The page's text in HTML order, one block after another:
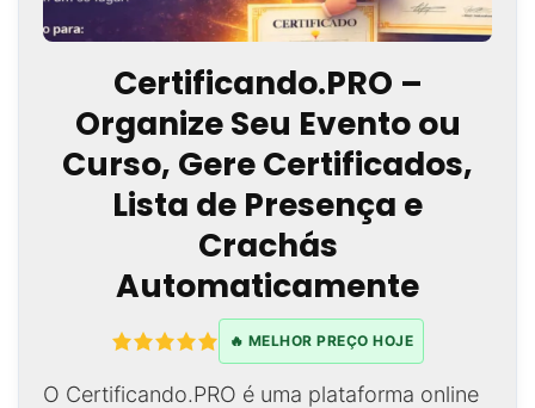
Certificando.PRO –
Organize Seu Evento ou
Curso, Gere Certificados,
Lista de Presença e
Crachás
Automaticamente
🔥 MELHOR PREÇO HOJE
O Certificando.PRO é uma plataforma online